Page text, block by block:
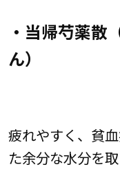
・当帰芍薬散
ん）
疲れやすく、貧
た余分な水分を